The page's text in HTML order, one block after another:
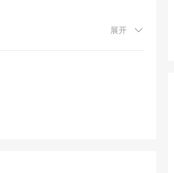
展开